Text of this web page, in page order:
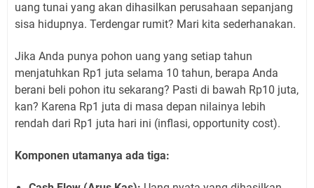
uang tunai yang akan dihasilkan perusahaan sepanjang
sisa hidupnya. Terdengar rumit? Mari kita sederhanakan.
Jika Anda punya pohon uang yang setiap tahun
menjatuhkan Rp1 juta selama 10 tahun, berapa Anda
berani beli pohon itu sekarang? Pasti di bawah Rp10 juta,
kan? Karena Rp1 juta di masa depan nilainya lebih
rendah dari Rp1 juta hari ini (inflasi, opportunity cost).
Komponen utamanya ada tiga: